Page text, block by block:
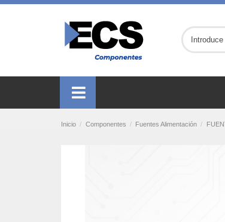
Inicio Componentes Fuentes Alimentación